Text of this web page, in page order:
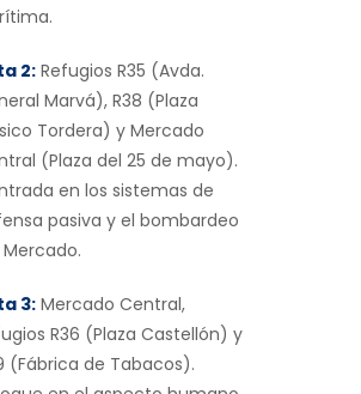
2:Refugios R35 (Avda.
Marvá), R38 (Plaza
Tordera) y Mercado
(Plaza del 25 de mayo).
en los sistemas de
pasiva y el bombardeo
3:Mercado Central,
R36 (Plaza Castellón) y
(Fábrica de Tabacos).